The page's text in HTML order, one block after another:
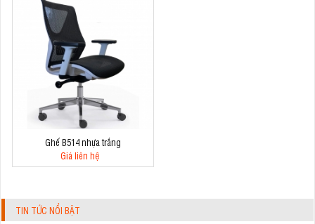
Ghế B514 nhựa trắng
Giá liên hệ
TIN TỨC NỔI BẬT